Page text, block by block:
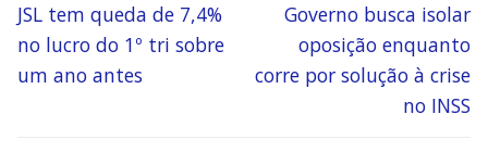
JSL tem queda de 7,4%
no lucro do 1º tri sobre
um ano antes
Governo busca isolar
oposição enquanto
corre por solução à crise
no INSS